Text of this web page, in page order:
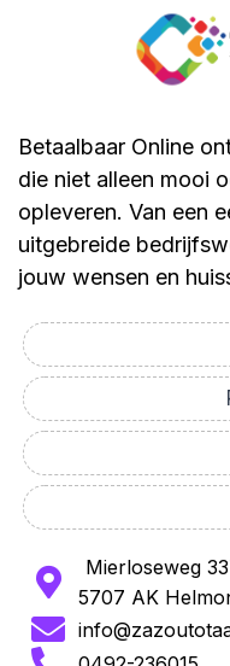
Betaalbaar Online
die niet alleen mooi
opleveren. Van een
uitgebreide
jouw wensen en
Mierloseweg
5707 AK